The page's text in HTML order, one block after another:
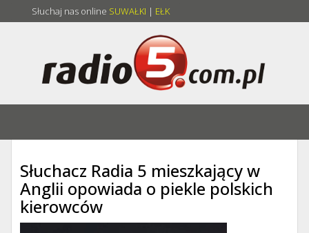
Słuchaj nas online SUWAŁKI | EŁK
Słuchacz Radia 5 mieszkający w
Anglii opowiada o piekle polskich
kierowców